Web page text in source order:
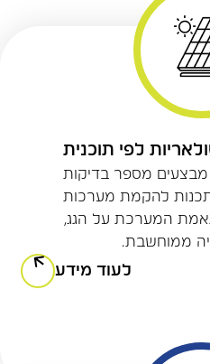
לפי תוכנית
מבצעים מספר בדיקות
להקמת מערכות
המערכת על הגג,
ממוחשבת.
לעוד מידע